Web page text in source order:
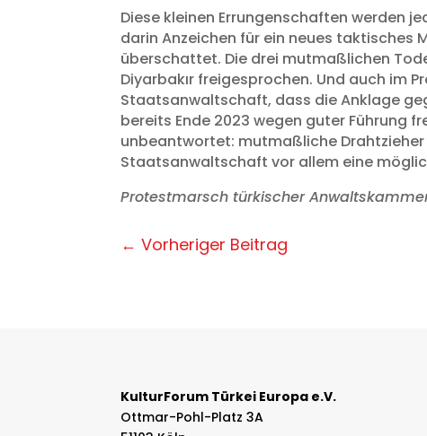
Diese kleinen Errungenschaften werden
darin Anzeichen für ein neues taktisches
überschattet. Die drei mutmaßlichen
Diyarbakır freigesprochen. Und auch im
Staatsanwaltschaft, dass die Anklage
bereits Ende 2023 wegen guter Führung
unbeantwortet: mutmaßliche
Staatsanwaltschaft vor allem eine
Protestmarsch türkischer
←Vorheriger Beitrag
KulturForum Türkei Europa e.V.
Ottmar-Pohl-Platz 3A